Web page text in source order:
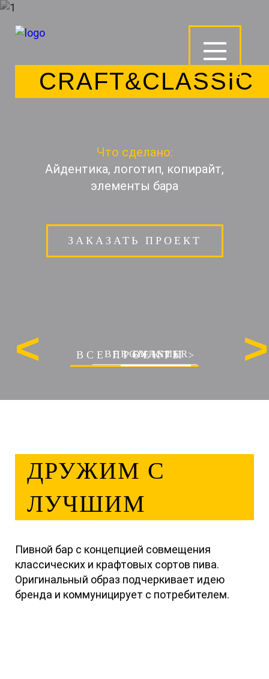
CRAFT&CLASSIC
Что сделано:
Айдентика, логотип, копирайт,
элементы бара
ЗАКАЗАТЬ ПРОЕКТ
< BERGMASTER
ВСЕ ПРОЕКТЫ
БУЛКИН >
ДРУЖИМ С
ЛУЧШИМ
Пивной бар с концепцией совмещения
классических и крафтовых сортов пива.
Оригинальный образ подчеркивает идею
бренда и коммуницирует с потребителем.